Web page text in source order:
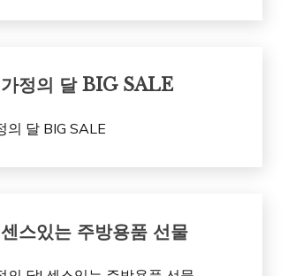
가정의 달 BIG SALE
센스있는 주방용품 선물